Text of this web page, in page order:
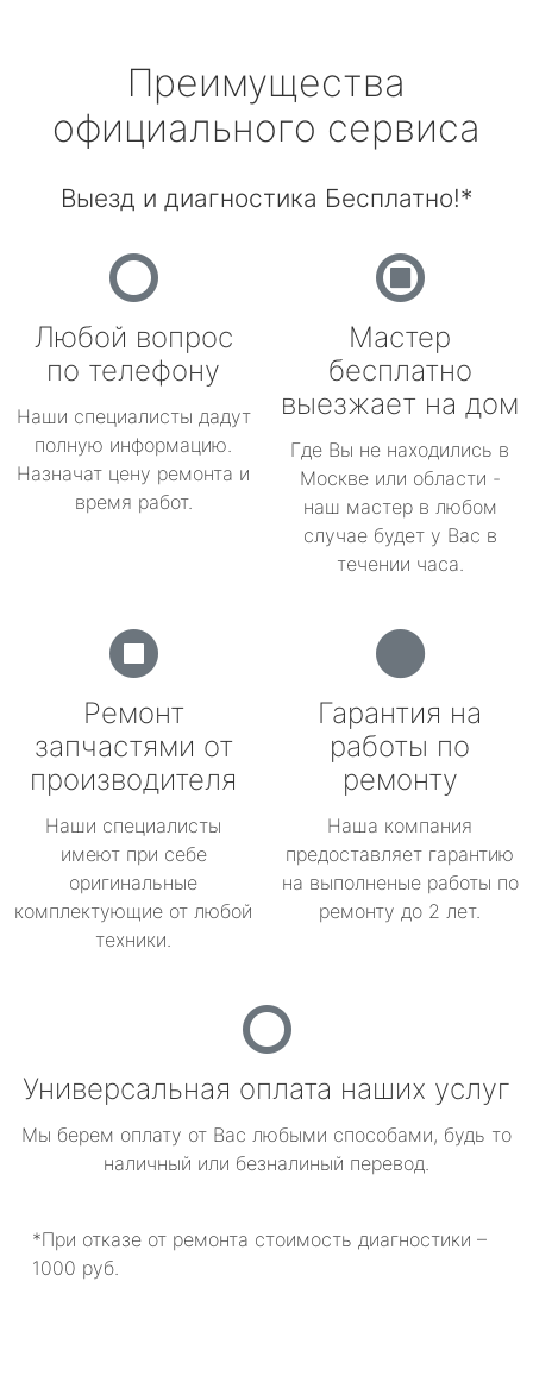
Преимущества
официального сервиса
Выезд и диагностика Бесплатно!*
Любой вопрос
по телефону
Наши специалисты дадут
полную информацию.
Назначат цену ремонта и
время работ.
Мастер
бесплатно
выезжает на дом
Где Вы не находились в
Москве или области -
наш мастер в любом
случае будет у Вас в
течении часа.
Ремонт
запчастями от
производителя
Наши специалисты
имеют при себе
оригинальные
комплектующие от любой
техники.
Гарантия на
работы по
ремонту
Наша компания
предоставляет гарантию
на выполненые работы по
ремонту до 2 лет.
Универсальная оплата наших услуг
Мы берем оплату от Вас любыми способами, будь то
наличный или безналиный перевод.
*При отказе от ремонта стоимость диагностики –
1000 руб.